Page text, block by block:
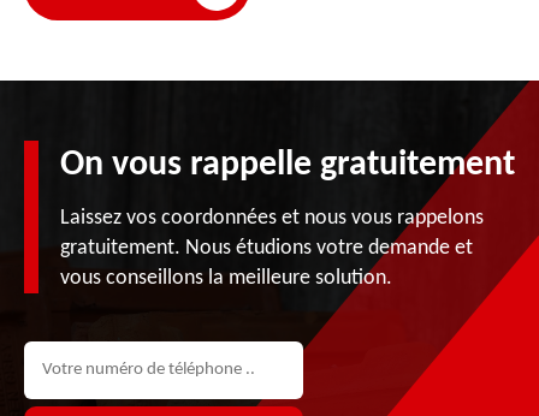
On vous rappelle gratuitement
Laissez vos coordonnées et nous vous rappelons
gratuitement. Nous étudions votre demande et
vous conseillons la meilleure solution.